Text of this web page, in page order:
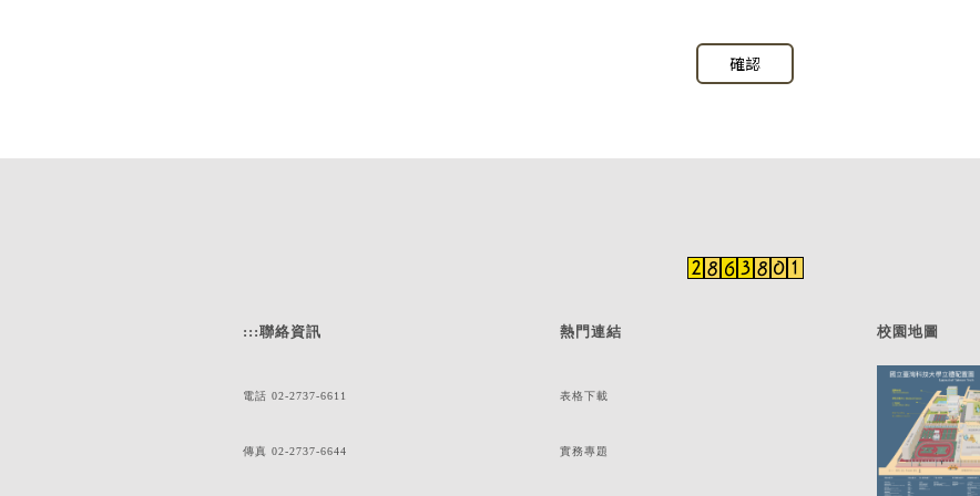
確認
:::聯絡資訊
電話 02-2737-6611
傳真 02-2737-6644
熱門連結
表格下載
實務專題
校園地圖